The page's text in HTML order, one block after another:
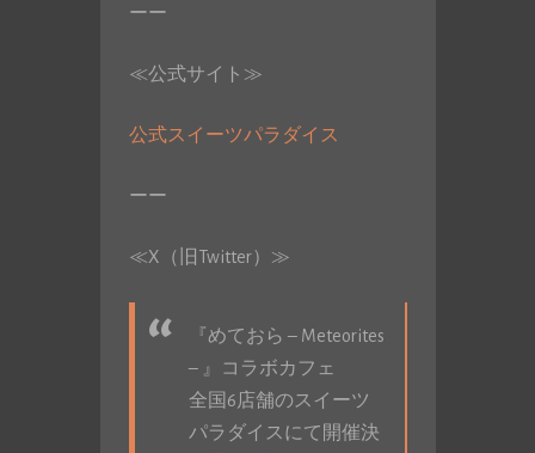
ーー
≪公式サイト≫
公式スイーツパラダイス
ーー
≪X（旧Twitter）≫
『めておら – Meteorites
– 』コラボカフェ
全国6店舗のスイーツ
パラダイスにて開催決